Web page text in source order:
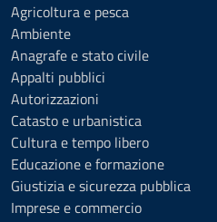
Agricoltura e pesca
Ambiente
Anagrafe e stato civile
Appalti pubblici
Autorizzazioni
Catasto e urbanistica
Cultura e tempo libero
Educazione e formazione
Giustizia e sicurezza pubblica
Imprese e commercio